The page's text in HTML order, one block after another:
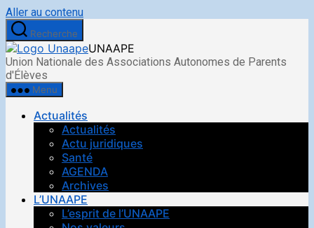
Aller au contenu
Recherche
UNAAPE
Union Nationale des Associations Autonomes de Parents
d'Élèves
Menu
Actualités
Actualités
Actu juridiques
Santé
AGENDA
Archives
L’UNAAPE
L’esprit de l’UNAAPE